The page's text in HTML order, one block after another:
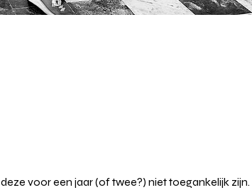
voor een jaar (of twee?) niet toegankelijk zijn.